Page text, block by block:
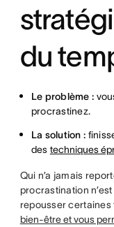
du
Le problème :
procrastinez.
La solution :
des techniques
Qui n’a jamais
procrastination
repousser
bien-être et vous